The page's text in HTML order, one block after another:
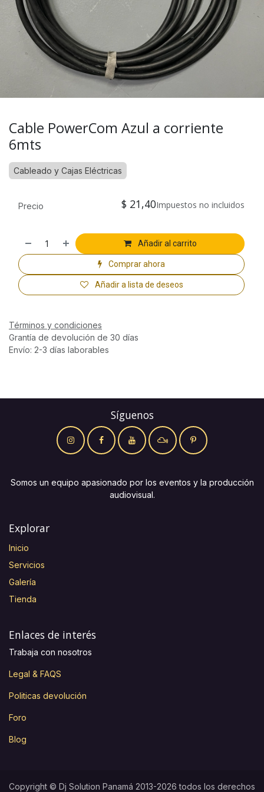
Cable PowerCom Azul a corriente
6mts
Cableado y Cajas Eléctricas
Añadir al carrito
Comprar ahora
Añadir a lista de deseos
Precio $ 21,40Impuestos no incluidos
Términos y condiciones
Grantía de devolución de 30 días
Envío: 2-3 días laborables
Síguenos
Somos un equipo apasionado por los eventos y la producción
audiovisual.
Explorar
Inicio
Servicios
Galería
Tienda
Enlaces de interés
Trabaja con nosotros
Legal & FAQS
Politicas devolución
Foro
Blog
Copyright © Dj Solution Panamá 2013-2026 todos los derechos